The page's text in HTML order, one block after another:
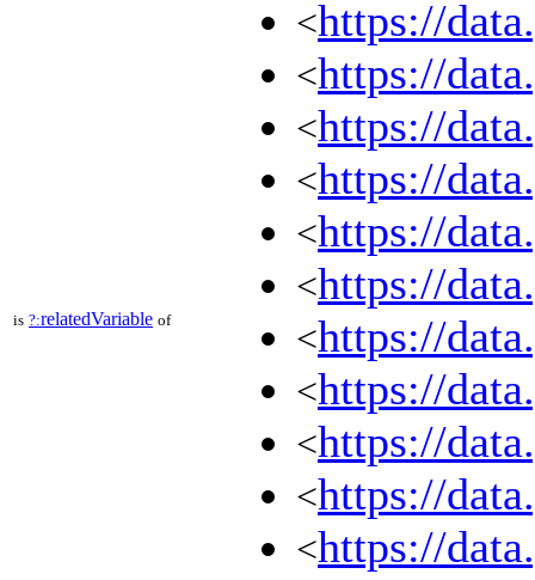
is ?:relatedVariable of
<https://
<https://
<https://
<https://
<https://
<https://
<https://
<https://
<https://
<https://
<https://